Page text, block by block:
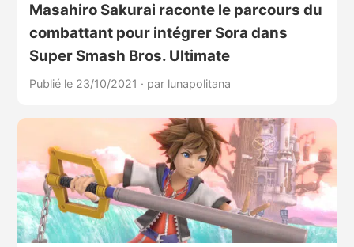
Masahiro Sakurai raconte le parcours du
combattant pour intégrer Sora dans
Super Smash Bros. Ultimate
Publié le 23/10/2021 · par lunapolitana